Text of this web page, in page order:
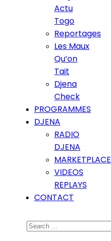
Actu
Togo
Reportages
Les Maux
Qu’on
Tait
Djena
Check
PROGRAMMES
DJENA
RADIO
DJENA
MARKETPLACE
VIDEOS
REPLAYS
CONTACT